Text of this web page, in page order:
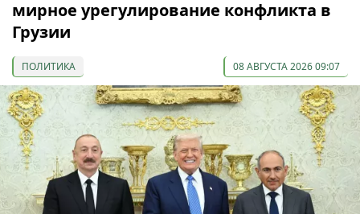
мирное урегулирование конфликта в
Грузии
ПОЛИТИКА 08 АВГУСТА 2026 09:07